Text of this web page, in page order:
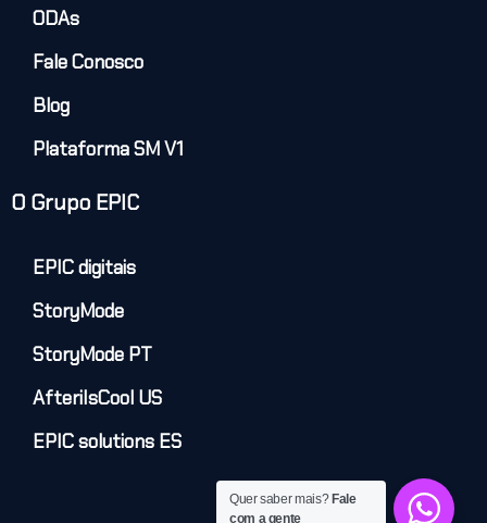
ODAs
Fale Conosco
Blog
Plataforma SM V1
O Grupo EPIC
EPIC digitais
StoryMode
StoryMode PT
AfteriIsCool US
EPIC solutions ES
Quer saber mais? Fale
com a gente